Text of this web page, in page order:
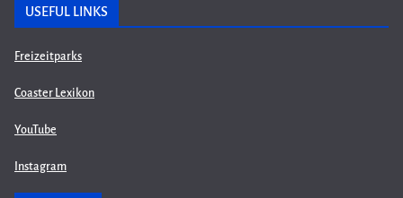
USEFUL LINKS
Freizeitparks
Coaster Lexikon
YouTube
Instagram